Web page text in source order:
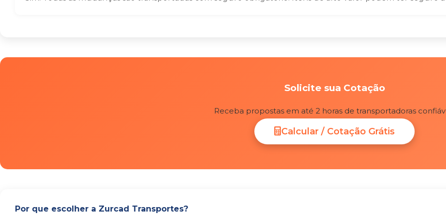
Solicite sua Cotação
Receba propostas em até 2 horas de transportadoras
Calcular / Cotação Grátis
Por que escolher a Zurcad Transportes?